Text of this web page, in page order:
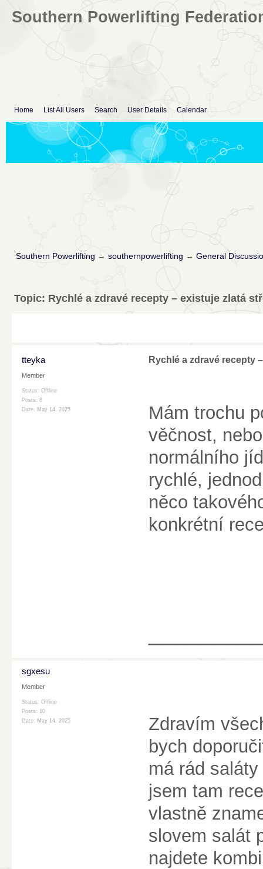
Southern Powerlifting
Home List All Users Search User Details Calendar
Southern Powerlifting → southernpowerlifting → General
Topic: Rychlé a zdravé recepty – existuje zlatá
tteyka
Member
Status: Offline
Posts: 8
Date: May 14, 2025
Rychlé a zdravé recepty
Mám trochu
věčnost,
normálního
rychlé,
něco
konkrétní
sgxesu
Member
Status: Offline
Posts: 10
Date: May 14, 2025
Zdravím
bych
má rád
jsem tam
vlastně
slovem salát
najdete